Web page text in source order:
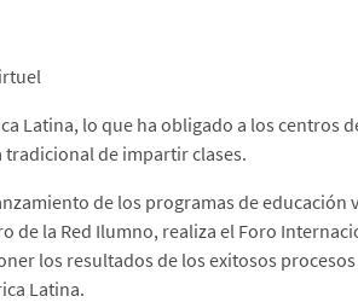
Latina, lo que ha obligado a los centros
de impartir clases.
de los programas de educación
de la Red Ilumno, realiza el Foro
los resultados de los exitosos
Latina.